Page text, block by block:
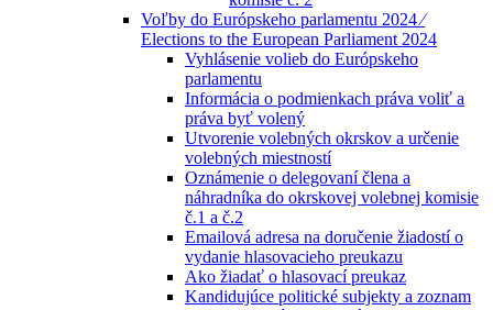
Voľby do Európskeho parlamentu 2024 ⁄
Elections to the European Parliament 2024
Vyhlásenie volieb do Európskeho
parlamentu
Informácia o podmienkach práva voliť a
práva byť volený
Utvorenie volebných okrskov a určenie
volebných miestností
Oznámenie o delegovaní člena a
náhradníka do okrskovej volebnej komisie
č.1 a č.2
Emailová adresa na doručenie žiadostí o
vydanie hlasovacieho preukazu
Ako žiadať o hlasovací preukaz
Kandidujúce politické subjekty a zoznam